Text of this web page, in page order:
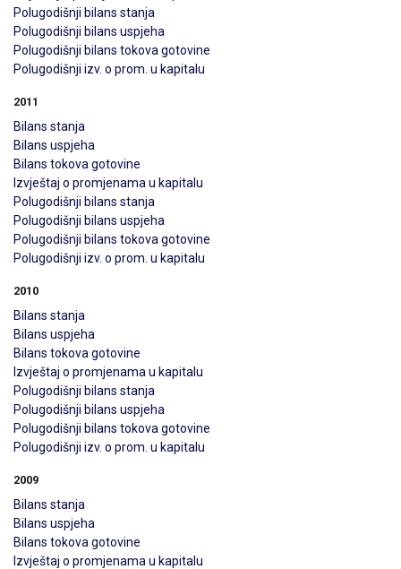
Polugodišnji bilans stanja
Polugodišnji bilans uspjeha
Polugodišnji bilans tokova gotovine
Polugodišnji izv. o prom. u kapitalu
2011
Bilans stanja
Bilans uspjeha
Bilans tokova gotovine
Izvještaj o promjenama u kapitalu
Polugodišnji bilans stanja
Polugodišnji bilans uspjeha
Polugodišnji bilans tokova gotovine
Polugodišnji izv. o prom. u kapitalu
2010
Bilans stanja
Bilans uspjeha
Bilans tokova gotovine
Izvještaj o promjenama u kapitalu
Polugodišnji bilans stanja
Polugodišnji bilans uspjeha
Polugodišnji bilans tokova gotovine
Polugodišnji izv. o prom. u kapitalu
2009
Bilans stanja
Bilans uspjeha
Bilans tokova gotovine
Izvještaj o promjenama u kapitalu